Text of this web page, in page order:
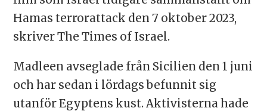
Hamas terrorattack den 7 oktober 2023,
skriver The Times of Israel.
Madleen avseglade från Sicilien den 1 juni
och har sedan i lördags befunnit sig
utanför Egyptens kust. Aktivisterna hade